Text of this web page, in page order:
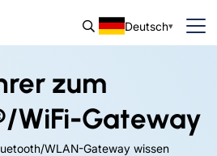
Deutsch
zum
WiFi-Gateway
WLAN-Gateway wissen